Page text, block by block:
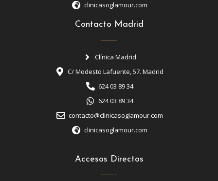
clinicasoglamour.com
Contacto Madrid
Clínica Madrid
C/ Modesto Lafuente, 57. Madrid
624 03 89 34
624 03 89 34
contacto@clinicasoglamour.com
clinicasoglamour.com
Accesos Directos